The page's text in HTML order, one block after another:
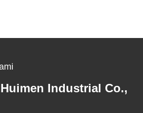
Industrial Co.,